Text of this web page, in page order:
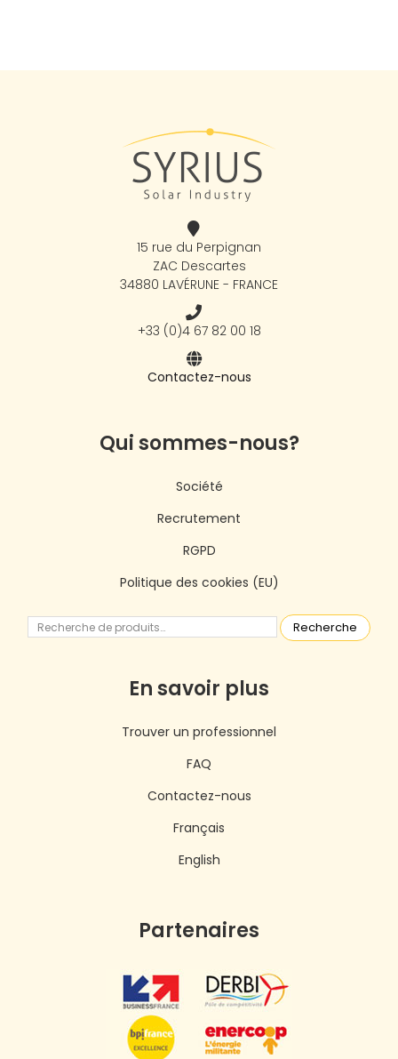
15 rue du Perpignan
ZAC Descartes
34880 LAVÉRUNE - FRANCE
+33 (0)4 67 82 00 18
Contactez-nous
Qui sommes-nous?
Société
Recrutement
RGPD
Politique des cookies (EU)
Recherche
En savoir plus
Trouver un professionnel
FAQ
Contactez-nous
Français
English
Partenaires